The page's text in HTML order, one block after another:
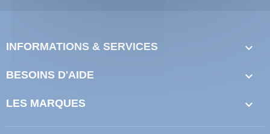
INFORMATIONS & SERVICES 
BESOINS D'AIDE 
LES MARQUES 